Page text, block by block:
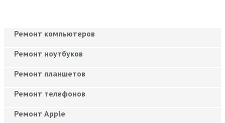
Ремонт компьютеров
Ремонт ноутбуков
Ремонт планшетов
Ремонт телефонов
Ремонт Apple